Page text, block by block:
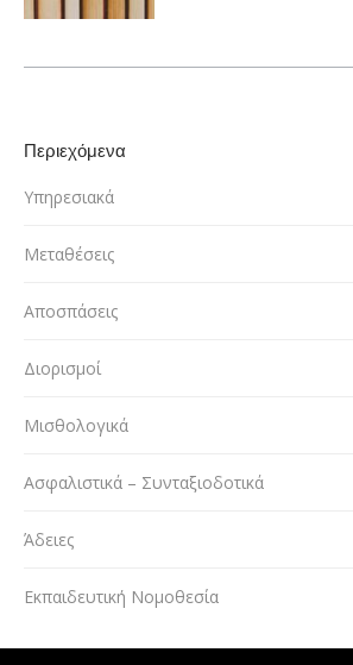
Περιεχόμενα
Υπηρεσιακά
Μεταθέσεις
Αποσπάσεις
Διορισμοί
Μισθολογικά
Ασφαλιστικά – Συνταξιοδοτικά
Άδειες
Εκπαιδευτική Νομοθεσία